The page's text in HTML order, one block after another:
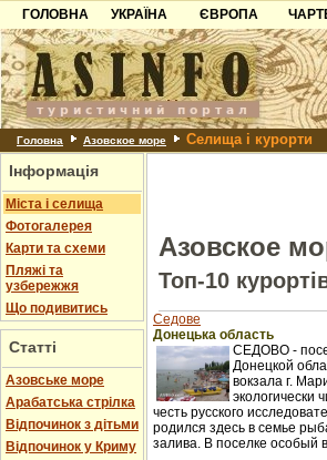
ГОЛОВНА
УКРАЇНА
Карпати
Азов
Причорноморря
Шацьк
ЄВРОПА
Чорногорія
Хорватія
Болгарія
Албанія
Головна Азовское море Селища і курорти
Інформація
Міста і селища
Фотогалерея
Карти та схеми
Пляжі та
узбережжя
Що подивитись
Статті
Азовське море
Арабатська стрілка
Відпочинок з дітьми
Відпочинок у Криму
Азовское
Топ-10
Седове
Донецька область
СЕДОВО -
Донецкой
вокзала г.
экологически
честь русского
родился здесь в семье
залива. В поселке особый